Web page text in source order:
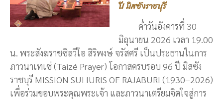
ปี มิสซังราชบุรี
ค่ำวันอังคารที่ 30
มิถุนายน 2026 เวลา 19.00
น. พระสังฆราชซิลวีโอ สิริพงษ์ จรัสศรี เป็นประธานในการ
ภาวนาเทเซ่ (Taizé Prayer) โอกาสครบรอบ 96 ปี มิสซัง
ราชบุรี MISSION SUI IURIS OF RAJABURI (1930–2026)
เพื่อร่วมขอบพระคุณพระเจ้า และภาวนาเตรียมจิตใจสู่การ